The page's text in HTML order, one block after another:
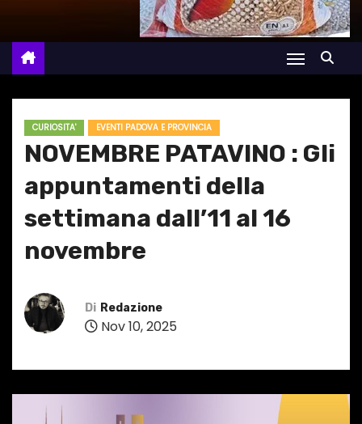
CURIOSITA' EVENTI PADOVA E PROVINCIA
NOVEMBRE PATAVINO : Gli
appuntamenti della
settimana dall’11 al 16
novembre
Di Redazione
Nov 10, 2025